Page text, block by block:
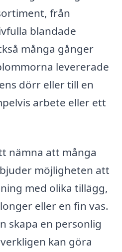
från
blandade
många gånger
levererade
dörr eller till en
arbete eller ett
nämna att många
möjligheten att
med olika tillägg,
eller en fin vas.
skapa en personlig
kan göra